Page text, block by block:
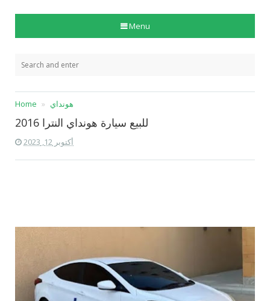
Menu
Home هونداي
للبيع سيارة هونداي النترا 2016
أكتوبر 12, 2023